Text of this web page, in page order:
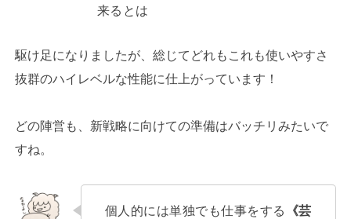
来るとは
駆け足になりましたが、総じてどれもこれも使いやすさ
抜群のハイレベルな性能に仕上がっています！
どの陣営も、新戦略に向けての準備はバッチリみたいで
すね。
個人的には単独でも仕事をする 《芸